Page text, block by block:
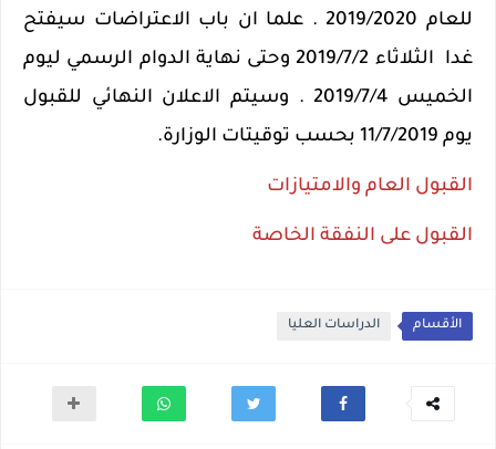
للعام 2019/2020 . علما ان باب الاعتراضات سيفتح
غدا الثلاثاء 2019/7/2 وحتى نهاية الدوام الرسمي ليوم
الخميس 2019/7/4 . وسيتم الاعلان النهائي للقبول
يوم 11/7/2019 بحسب توقيتات الوزارة.
القبول العام والامتيازات
القبول على النفقة الخاصة
الأقسام الدراسات العليا